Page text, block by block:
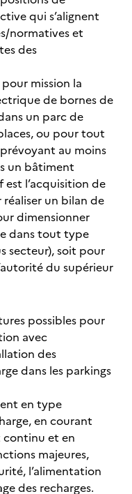
qui s’alignent
normatives et
des
mission la
de bornes de
un parc de
ou pour tout
au moins
un bâtiment
l’acquisition de
un bilan de
dimensionner
dans tout type
secteur), soit pour
du supérieur
possibles pour
avec
des
dans les parkings
en type
en courant
et en
majeures,
l’alimentation
des recharges.